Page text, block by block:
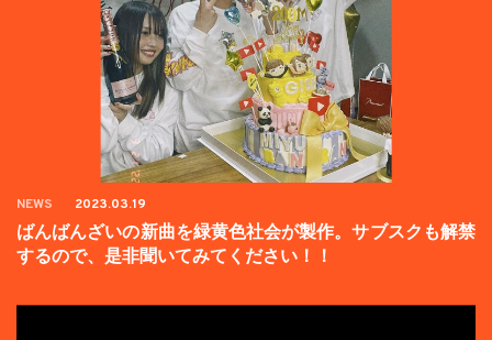
NEWS 2023.03.19
ばんばんざいの新曲を緑黄色社会が製作。サブスクも解禁
するので、是非聞いてみてください！！